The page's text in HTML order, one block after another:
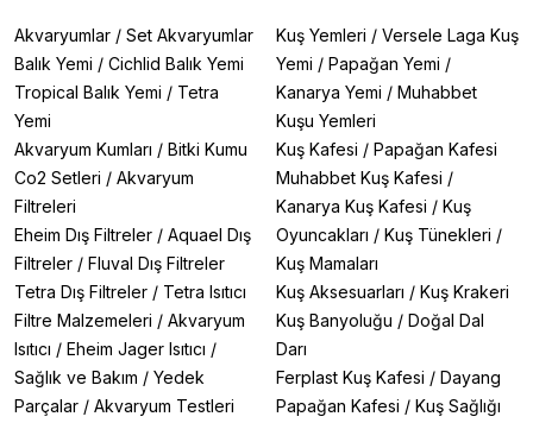
Akvaryumlar / Set Akvaryumlar
Balık Yemi / Cichlid Balık Yemi
Tropical Balık Yemi / Tetra
Yemi
Akvaryum Kumları / Bitki Kumu
Co2 Setleri / Akvaryum
Filtreleri
Eheim Dış Filtreler / Aquael Dış
Filtreler / Fluval Dış Filtreler
Tetra Dış Filtreler / Tetra Isıtıcı
Filtre Malzemeleri / Akvaryum
Isıtıcı / Eheim Jager Isıtıcı /
Sağlık ve Bakım / Yedek
Parçalar / Akvaryum Testleri
Kuş Yemleri / Versele Laga Kuş
Yemi / Papağan Yemi /
Kanarya Yemi / Muhabbet
Kuşu Yemleri
Kuş Kafesi / Papağan Kafesi
Muhabbet Kuş Kafesi /
Kanarya Kuş Kafesi / Kuş
Oyuncakları / Kuş Tünekleri /
Kuş Mamaları
Kuş Aksesuarları / Kuş Krakeri
Kuş Banyoluğu / Doğal Dal
Darı
Ferplast Kuş Kafesi / Dayang
Papağan Kafesi / Kuş Sağlığı